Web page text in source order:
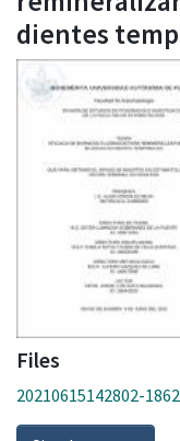
dientes
Files
20210615142802-